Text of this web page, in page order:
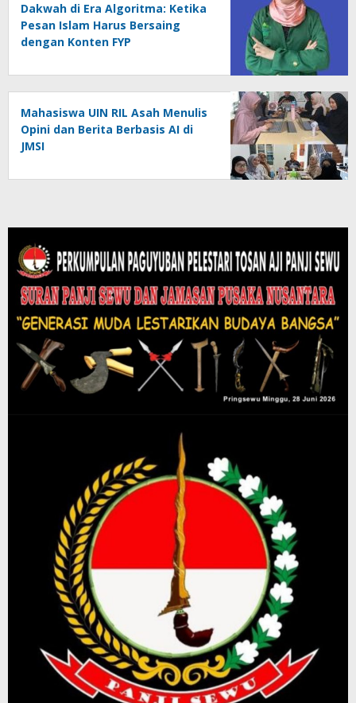
Dakwah di Era Algoritma: Ketika
Pesan Islam Harus Bersaing
dengan Konten FYP
Mahasiswa UIN RIL Asah Menulis
Opini dan Berita Berbasis AI di
JMSI